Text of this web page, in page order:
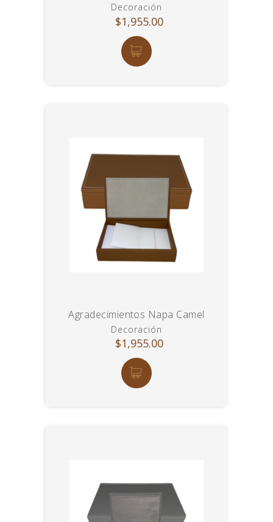
Decoración
$1,955.00
Agradecimientos Napa Camel
Decoración
$1,955.00